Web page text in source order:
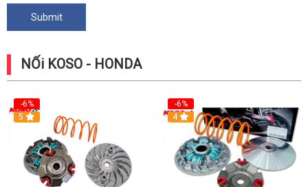
NỐi KOSO - HONDA
-6%
5
-6%
4